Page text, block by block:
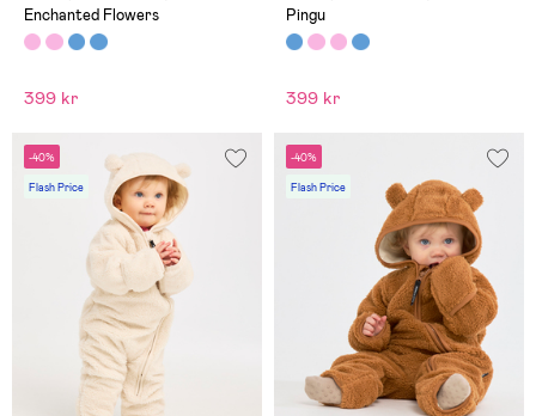
Enchanted Flowers
399 kr
Pingu
399 kr
-40%
Flash Price
-40%
Flash Price